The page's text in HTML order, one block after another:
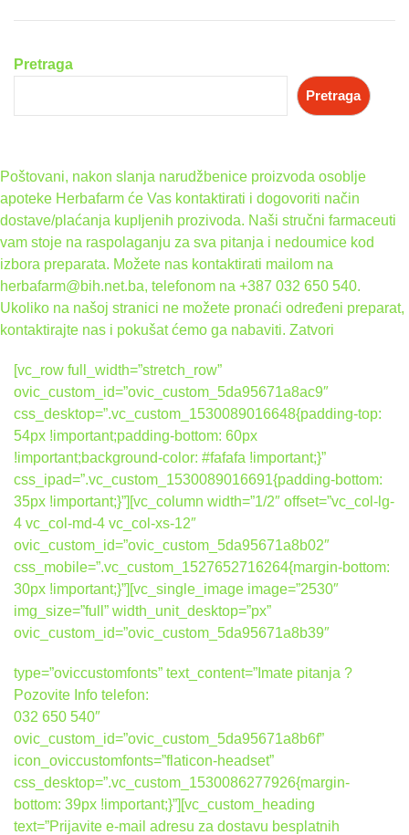
Pretraga
Pretraga
Poštovani, nakon slanja narudžbenice proizvoda osoblje
apoteke Herbafarm će Vas kontaktirati i dogovoriti način
dostave/plaćanja kupljenih prozivoda. Naši stručni farmaceuti
vam stoje na raspolaganju za sva pitanja i nedoumice kod
izbora preparata. Možete nas kontaktirati mailom na
herbafarm@bih.net.ba, telefonom na +387 032 650 540.
Ukoliko na našoj stranici ne možete pronaći određeni preparat,
kontaktirajte nas i pokušat ćemo ga nabaviti. Zatvori
[vc_row full_width=”stretch_row”
ovic_custom_id=”ovic_custom_5da95671a8ac9″
css_desktop=”.vc_custom_1530089016648{padding-top:
54px !important;padding-bottom: 60px
!important;background-color: #fafafa !important;}”
css_ipad=”.vc_custom_1530089016691{padding-bottom:
35px !important;}”][vc_column width=”1/2″ offset=”vc_col-lg-
4 vc_col-md-4 vc_col-xs-12″
ovic_custom_id=”ovic_custom_5da95671a8b02″
css_mobile=”.vc_custom_1527652716264{margin-bottom:
30px !important;}”][vc_single_image image=”2530″
img_size=”full” width_unit_desktop=”px”
ovic_custom_id=”ovic_custom_5da95671a8b39″
type=”oviccustomfonts” text_content=”Imate pitanja ?
Pozovite Info telefon:
032 650 540″
ovic_custom_id=”ovic_custom_5da95671a8b6f”
icon_oviccustomfonts=”flaticon-headset”
css_desktop=”.vc_custom_1530086277926{margin-
bottom: 39px !important;}”][vc_custom_heading
text=”Prijavite e-mail adresu za dostavu besplatnih